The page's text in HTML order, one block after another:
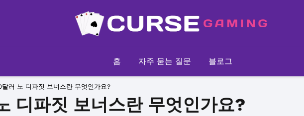
홈 자주 묻는 질문 블로그
달러 노 디파짓 보너스란 무엇인가요?
디파짓 보너스란 무엇인가요?